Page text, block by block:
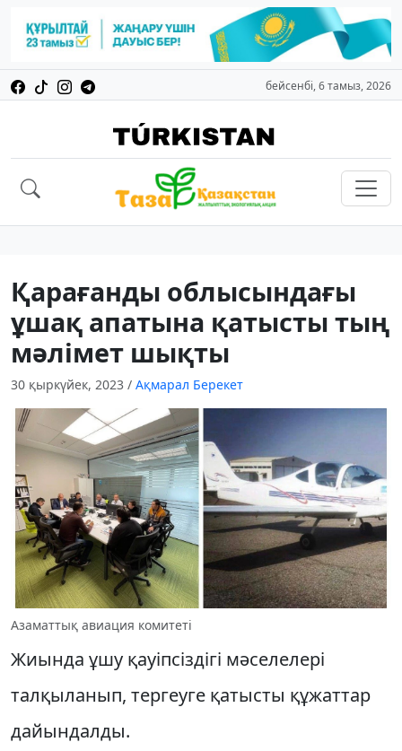
бейсенбі, 6 тамыз, 2026
Қарағанды облысындағы
ұшақ апатына қатысты тың
мәлімет шықты
30 қыркүйек, 2023 / Ақмарал Берекет
Азаматтық авиация комитеті
Жиында ұшу қауіпсіздігі мәселелері
талқыланып, тергеуге қатысты құжаттар
дайындалды.